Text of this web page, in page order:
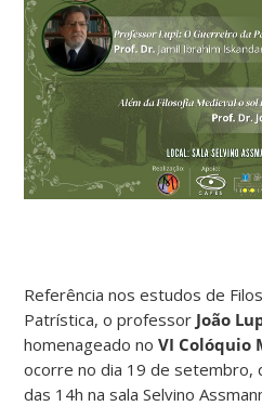
Referência nos estudos de
Patrística, o professor João
homenageado noVI Colóquio
ocorre no dia 19 de setembro,
das 14h na sala Selvino